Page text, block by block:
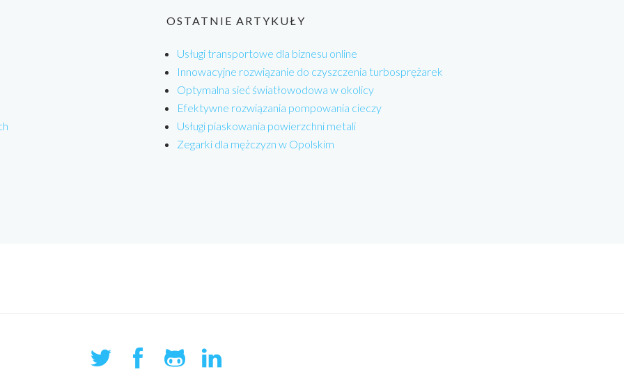
OSTATNIE ARTYKUŁY
Usługi transportowe dla biznesu online
Innowacyjne rozwiązanie do czyszczenia turbosprężarek
Optymalna sieć światłowodowa w okolicy
Efektywne rozwiązania pompowania cieczy
Usługi piaskowania powierzchni metali
Zegarki dla mężczyzn w Opolskim